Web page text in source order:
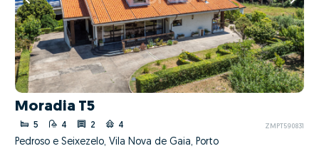
Moradia T5
5 4 2 4 ZMPT590831
Pedroso e Seixezelo, Vila Nova de Gaia, Porto